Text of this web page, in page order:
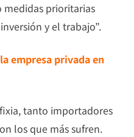
medidas prioritarias
y el trabajo”.
empresa privada en
tanto importadores
los que más sufren.